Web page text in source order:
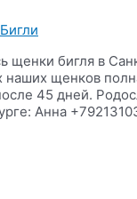
Бигли
щенки бигля в
наших щенков
45 дней.
Анна